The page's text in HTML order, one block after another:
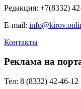
Редакция: +7(8332)
E-mail:
Контакты
Реклама на
Тел: 8 (8332) 42-46-12